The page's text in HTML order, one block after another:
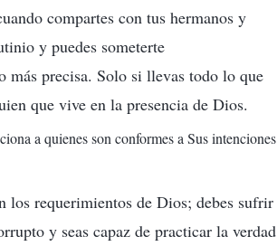
compartes con tus hermanos y
y puedes someterte
más precisa. Solo si llevas todo lo que
que vive en la presencia de Dios.
a quienes son conformes a Sus intenciones
los requerimientos de Dios; debes sufrir
y seas capaz de practicar la verdad